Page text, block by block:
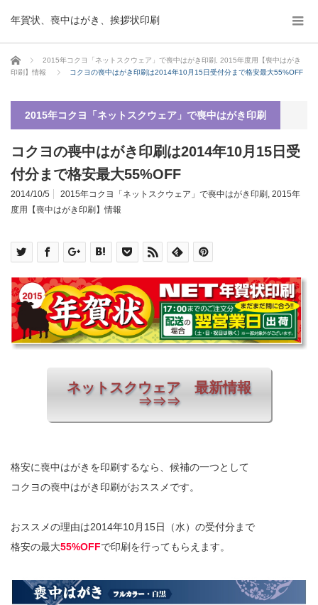
年賀状、喪中はがき、挨拶状印刷
ホーム 2015年コクヨ「ネットスクウェア」で喪中はがき印刷
2015年度用【喪中はがき
印刷】情報
コクヨの喪中はがき印刷は2014年10月15日受付分まで格安最大55%OFF
2015年コクヨ「ネットスクウェア」で喪中はがき印刷
コクヨの喪中はがき印刷は2014年10月15日受
付分まで格安最大55%OFF
2014/10/5 2015年コクヨ「ネットスクウェア」で喪中はがき印刷 , 2015年
度用【喪中はがき印刷】情報
ネットスクウェア 最新情報
⇒⇒⇒
格安に喪中はがきを印刷するなら、候補の一つとして
コクヨの喪中はがき印刷がおススメです。
おススメの理由は2014年10月15日（水）の受付分まで
格安の最大55%OFFで印刷を行ってもらえます。